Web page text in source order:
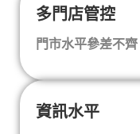
多門店管控
門市水平參差不
資訊水平